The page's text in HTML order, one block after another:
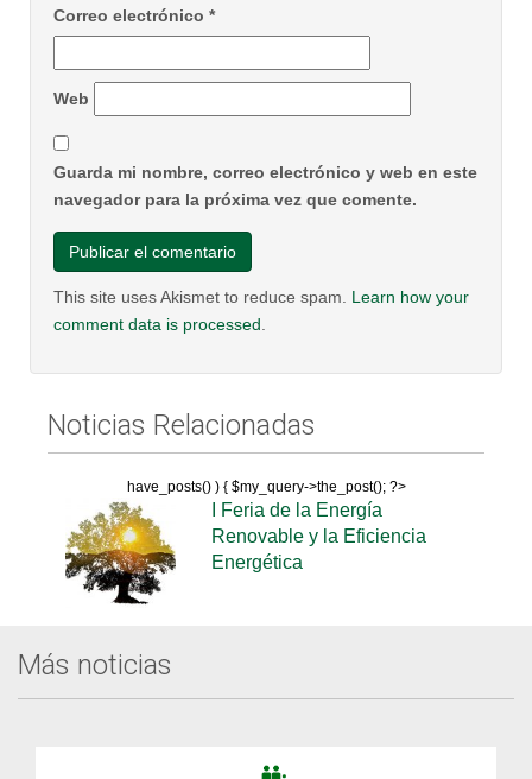
Correo electrónico *
Web
Guarda mi nombre, correo electrónico y web en este
navegador para la próxima vez que comente.
This site uses Akismet to reduce spam. Learn how your
comment data is processed
Noticias Relacionadas
have_posts() ) { $my_query->the_post(); ?>
I Feria de la Energía
Renovable y la Eficiencia
Energética
Más noticias